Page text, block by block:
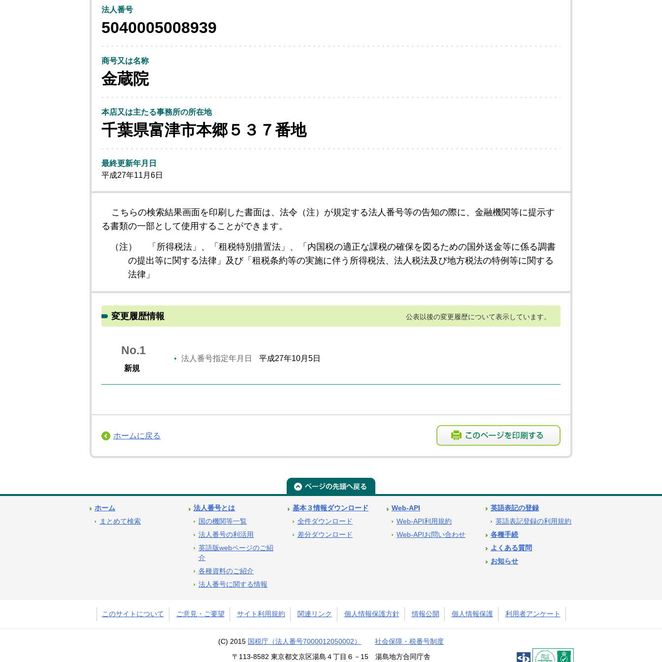
法人番号
5040005008939
商号又は名称
金蔵院
本店又は主たる事務所の所在地
千葉県富津市本郷５３７番地
最終更新年月日
平成27年11月6日
こちらの検索結果画面を印刷した書面は、法令（注）が規定する法人番号等の告知の際に、金融機関等に提示す
る書類の一部として使用することができます。
（注）
「所得税法」、「租税特別措置法」、「内国税の適正な課税の確保を図るための国外送金等に係る調書
の提出等に関する法律」及び「租税条約等の実施に伴う所得税法、法人税法及び地方税法の特例等に関する
法律」
変更履歴情報 公表以後の変更履歴について表示しています。
No.1
新規
法人番号指定年月日 平成27年10月5日
ホームに戻る
ホーム
まとめて検索
法人番号とは
国の機関等一覧
法人番号の利活用
英語版webページのご紹
介
各種資料のご紹介
法人番号に関する情報
基本３情報ダウンロード
全件ダウンロード
差分ダウンロード
Web-API
Web-API利用規約
Web-APIお問い合わせ
英語表記の登録
英語表記登録の利用規約
各種手続
よくある質問
お知らせ
このサイトについて ご意見・ご要望 サイト利用規約 関連リンク 個人情報保護方針 情報公開 個人情報保護 利用者アンケート
(C) 2015 国税庁（法人番号7000012050002） 社会保障・税番号制度
〒113-8582 東京都文京区湯島４丁目６－15 湯島地方合同庁舎